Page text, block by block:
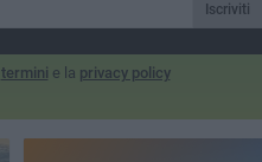
Iscriviti
termini e la privacy policy